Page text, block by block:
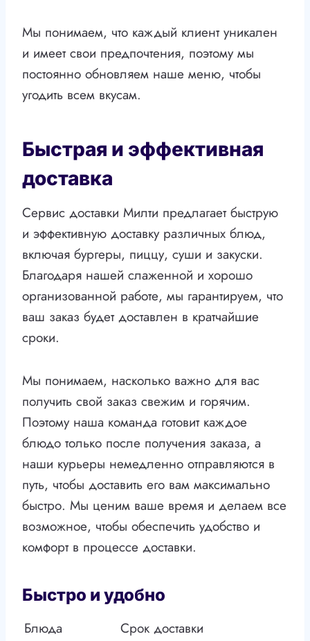
Мы понимаем, что каждый клиент уникален
и имеет свои предпочтения, поэтому мы
постоянно обновляем наше меню, чтобы
угодить всем вкусам.
Быстрая и эффективная
доставка
Сервис доставки Милти предлагает быструю
и эффективную доставку различных блюд,
включая бургеры, пиццу, суши и закуски.
Благодаря нашей слаженной и хорошо
организованной работе, мы гарантируем, что
ваш заказ будет доставлен в кратчайшие
сроки.
Мы понимаем, насколько важно для вас
получить свой заказ свежим и горячим.
Поэтому наша команда готовит каждое
блюдо только после получения заказа, а
наши курьеры немедленно отправляются в
путь, чтобы доставить его вам максимально
быстро. Мы ценим ваше время и делаем все
возможное, чтобы обеспечить удобство и
комфорт в процессе доставки.
Быстро и удобно
Блюда
Срок доставки